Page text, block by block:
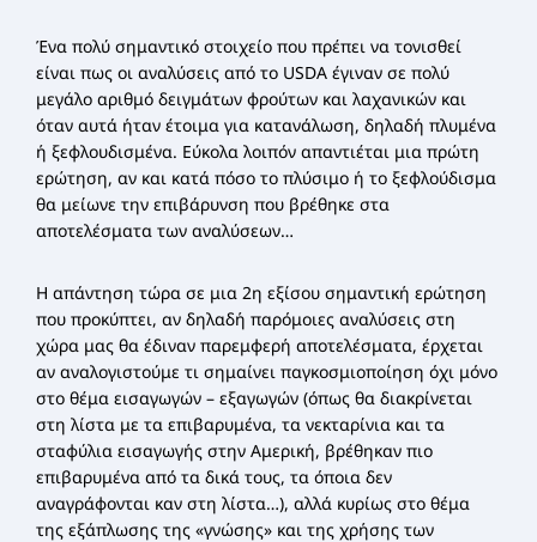
Ένα πολύ σημαντικό στοιχείο που πρέπει να τονισθεί
είναι πως οι αναλύσεις από το USDA έγιναν σε πολύ
μεγάλο αριθμό δειγμάτων φρούτων και λαχανικών και
όταν αυτά ήταν έτοιμα για κατανάλωση, δηλαδή πλυμένα
ή ξεφλουδισμένα. Εύκολα λοιπόν απαντιέται μια πρώτη
ερώτηση, αν και κατά πόσο το πλύσιμο ή το ξεφλούδισμα
θα μείωνε την επιβάρυνση που βρέθηκε στα
αποτελέσματα των αναλύσεων…
Η απάντηση τώρα σε μια 2η εξίσου σημαντική ερώτηση
που προκύπτει, αν δηλαδή παρόμοιες αναλύσεις στη
χώρα μας θα έδιναν παρεμφερή αποτελέσματα, έρχεται
αν αναλογιστούμε τι σημαίνει παγκοσμιοποίηση όχι μόνο
στο θέμα εισαγωγών – εξαγωγών (όπως θα διακρίνεται
στη λίστα με τα επιβαρυμένα, τα νεκταρίνια και τα
σταφύλια εισαγωγής στην Αμερική, βρέθηκαν πιο
επιβαρυμένα από τα δικά τους, τα όποια δεν
αναγράφονται καν στη λίστα…), αλλά κυρίως στο θέμα
της εξάπλωσης της «γνώσης» και της χρήσης των